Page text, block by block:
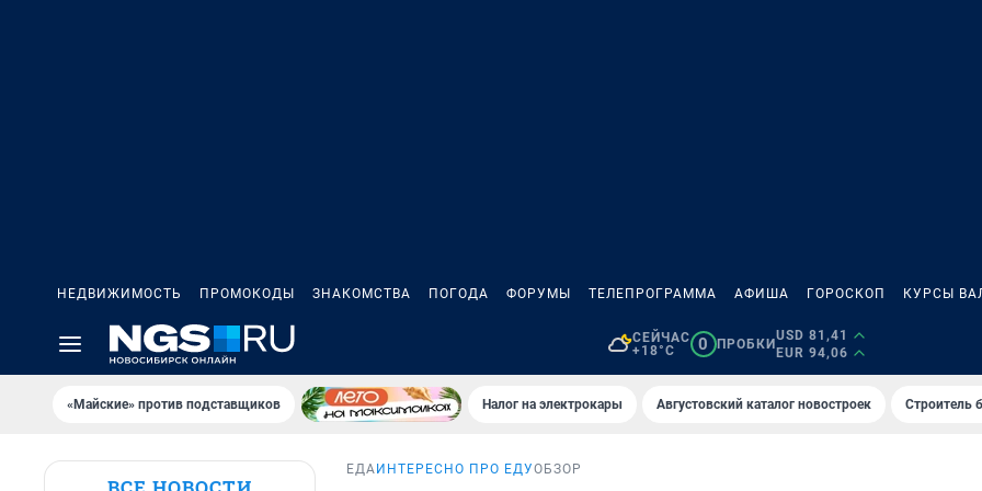
НЕДВИЖИМОСТЬ ПРОМОКОДЫ ЗНАКОМСТВА ПОГОДА ФОРУМЫ ТЕЛЕПРОГРАММА АФИША ГОРОСКОП КУРСЫ
СЕЙЧАС
+18°C
0 ПРОБКИ
USD 81,41
EUR 94,06
«Майские» против подставщиков Налог на электрокары Августовский каталог новостроек Строитель
ЕДА ИНТЕРЕСНО ПРО ЕДУОБЗОР